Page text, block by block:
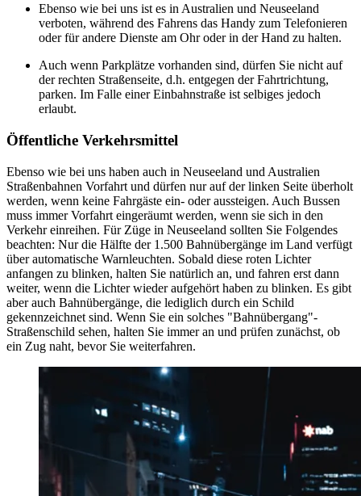
Ebenso wie bei uns ist es in Australien und Neuseeland
verboten, während des Fahrens das Handy zum Telefonieren
oder für andere Dienste am Ohr oder in der Hand zu halten.
Auch wenn Parkplätze vorhanden sind, dürfen Sie nicht auf
der rechten Straßenseite, d.h. entgegen der Fahrtrichtung,
parken. Im Falle einer Einbahnstraße ist selbiges jedoch
erlaubt.
Öffentliche Verkehrsmittel
Ebenso wie bei uns haben auch in Neuseeland und Australien
Straßenbahnen Vorfahrt und dürfen nur auf der linken Seite überholt
werden, wenn keine Fahrgäste ein- oder aussteigen. Auch Bussen
muss immer Vorfahrt eingeräumt werden, wenn sie sich in den
Verkehr einreihen. Für Züge in Neuseeland sollten Sie Folgendes
beachten: Nur die Hälfte der 1.500 Bahnübergänge im Land verfügt
über automatische Warnleuchten. Sobald diese roten Lichter
anfangen zu blinken, halten Sie natürlich an, und fahren erst dann
weiter, wenn die Lichter wieder aufgehört haben zu blinken. Es gibt
aber auch Bahnübergänge, die lediglich durch ein Schild
gekennzeichnet sind. Wenn Sie ein solches "Bahnübergang"-
Straßenschild sehen, halten Sie immer an und prüfen zunächst, ob
ein Zug naht, bevor Sie weiterfahren.